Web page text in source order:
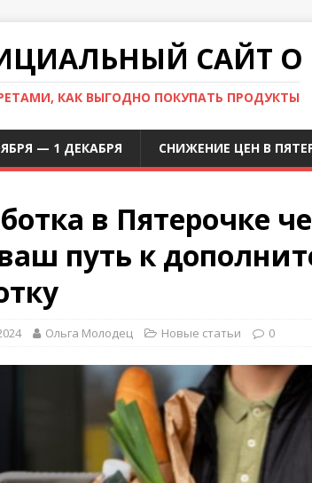
САЙТ О
КАК ВЫГОДНО ПОКУПАТЬ ПРОДУКТЫ
— 1 ДЕКАБРЯ СНИЖЕНИЕ ЦЕН В
в Пятерочке
путь к
Ольга Молодец Новые статьи 0